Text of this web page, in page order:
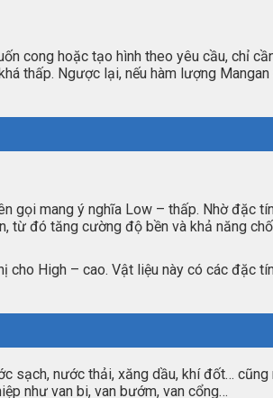
cong hoặc tạo hình theo yêu cầu, chỉ
thấp. Ngược lại, nếu hàm lượng
gọi mang ý nghĩa Low – thấp. Nhờ đặc
từ đó tăng cường độ bền và khả năng
cho High – cao. Vật liệu này có các đặc
nước thải, xăng dầu, khí đốt…
như van bi, van bướm, van cổng…